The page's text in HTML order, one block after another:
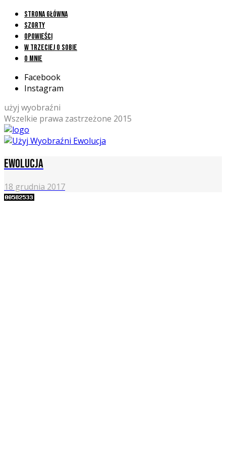
Strona główna
Szorty
Opowieści
W trzeciej o sobie
O mnie
Facebook
Instagram
użyj wyobraźni
Wszelkie prawa zastrzeżone 2015
Ewolucja
18 grudnia 2017